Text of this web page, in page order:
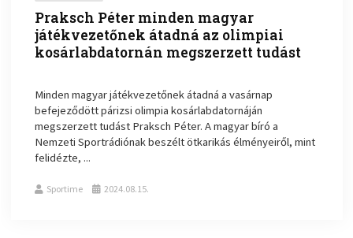
Praksch Péter minden magyar
játékvezetőnek átadná az olimpiai
kosárlabdatornán megszerzett tudást
Minden magyar játékvezetőnek átadná a vasárnap
befejeződött párizsi olimpia kosárlabdatornáján
megszerzett tudást Praksch Péter. A magyar bíró a
Nemzeti Sportrádiónak beszélt ötkarikás élményeiről, mint
felidézte, ...
Sportime 2024.08.15.